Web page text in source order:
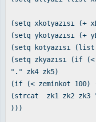
(setq xkotyazısı (+
(setq ykotyazısı (+
(setq kotyazısı (list
(setq zkyazısı (if
"." zk4 zk5)
(if (< zeminkot
(strcat zk1 zk2 zk3
)))